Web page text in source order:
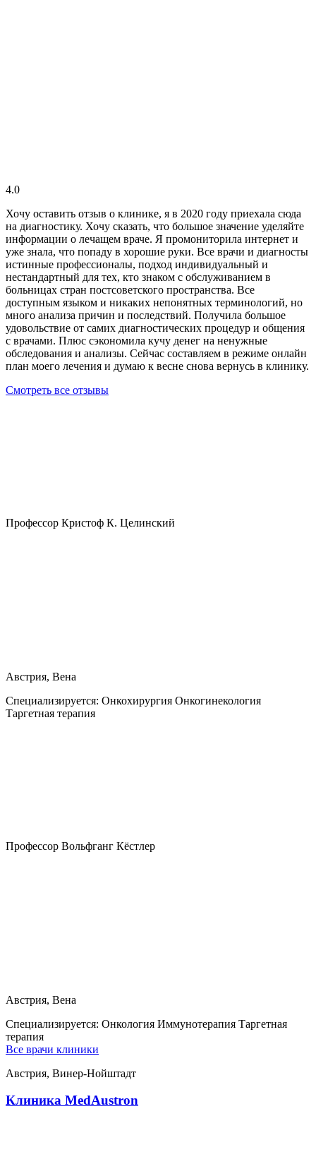
4.0
Хочу оставить отзыв о клинике, я в 2020 году приехала сюда
на диагностику. Хочу сказать, что большое значение уделяйте
информации о лечащем враче. Я промониторила интернет и
уже знала, что попаду в хорошие руки. Все врачи и диагносты
истинные профессионалы, подход индивидуальный и
нестандартный для тех, кто знаком с обслуживанием в
больницах стран постсоветского пространства. Все
доступным языком и никаких непонятных терминологий, но
много анализа причин и последствий. Получила большое
удовольствие от самих диагностических процедур и общения
с врачами. Плюс сэкономила кучу денег на ненужные
обследования и анализы. Сейчас составляем в режиме онлайн
план моего лечения и думаю к весне снова вернусь в клинику.
Смотреть все отзывы
Профессор Кристоф К. Целинский
Австрия, Вена
Специализируется: Онкохирургия Онкогинекология
Таргетная терапия
Профессор Вольфганг Кёстлер
Австрия, Вена
Специализируется: Онкология Иммунотерапия Таргетная
терапия
Все врачи клиники
Австрия, Винер-Нойштадт
Клиника MedAustron